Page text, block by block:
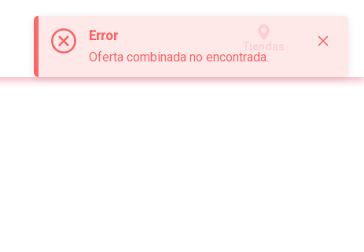
Error
Oferta combinada no encontrada.
Tiendas